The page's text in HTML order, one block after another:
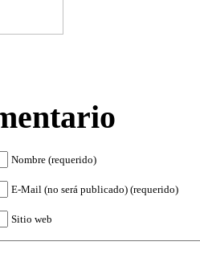
Nombre (requerido)
E-Mail (no será publicado) (requerido)
Sitio web